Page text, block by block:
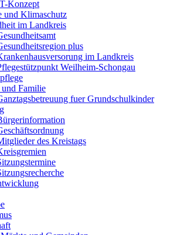
Konzept
und Klimaschutz
im Landkreis
plus
im Landkreis
Weilheim-Schongau
und Familie
fuer Grundschulkinder
des Kreistags